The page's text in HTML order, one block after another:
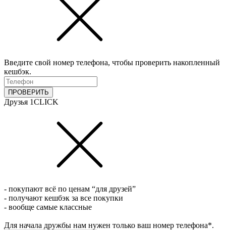
Введите свой номер телефона, чтобы проверить накопленный
кешбэк.
ПРОВЕРИТЬ
Друзья 1CLICK
- покупают всё по ценам “для друзей”
- получают кешбэк за все покупки
- вообще самые классные
Для начала дружбы нам нужен только ваш номер телефона*.